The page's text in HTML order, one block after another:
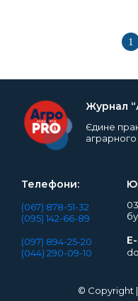
1
Журнал
Єдине
аграрного
Телефони:
(067) 878-51-32
(095) 142-66-89
(097) 894-25-20
(044) 290-09-10
© Copyright